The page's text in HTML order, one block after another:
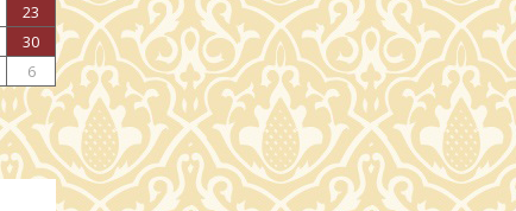
23
30
6